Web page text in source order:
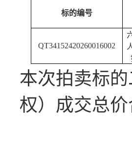
标的编号
QT34152420260016002
本次拍卖标
权）成交总价